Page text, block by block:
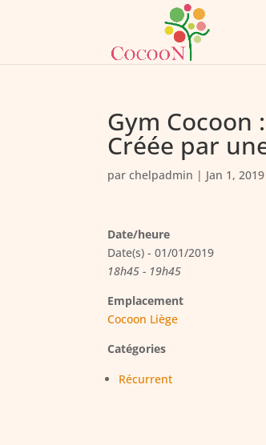
Gym Cocoon
Créée par
parchelpadmin | Jan 1, 2019
Date/heure
Date(s) - 01/01/2019
18h45 - 19h45
Emplacement
Cocoon Liège
Catégories
Récurrent